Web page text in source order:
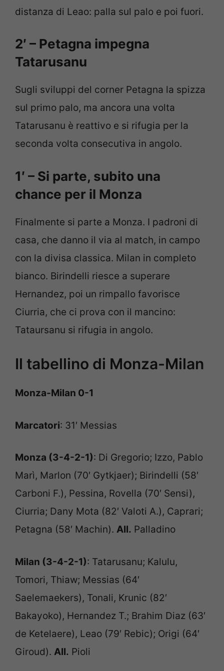
distanza di Leao: palla sul palo e poi fuori.
2′ – Petagna impegna
Tatarusanu
Sugli sviluppi del corner Petagna la spizza
sul primo palo, ma ancora una volta
Tatarusanu è reattivo e si rifugia per la
seconda volta consecutiva in angolo.
1′ – Si parte, subito una
chance per il Monza
Finalmente si parte a Monza. I padroni di
casa, che danno il via al match, in campo
con la divisa classica. Milan in completo
bianco. Birindelli riesce a superare
Hernandez, poi un rimpallo favorisce
Ciurria, che ci prova con il mancino:
Tataursanu si rifugia in angolo.
Il tabellino di Monza-Milan
Monza-Milan 0-1
Marcatori: 31′ Messias
Monza (3-4-2-1): Di Gregorio; Izzo, Pablo
Marì, Marlon (70′ Gytkjaer); Birindelli (58′
Carboni F.), Pessina, Rovella (70′ Sensi),
Ciurria; Dany Mota (82′ Valoti A.), Caprari;
Petagna (58′ Machin). All. Palladino
Milan (3-4-2-1): Tatarusanu; Kalulu,
Tomori, Thiaw; Messias (64′
Saelemaekers), Tonali, Krunic (82′
Bakayoko), Hernandez T.; Brahim Diaz (63′
de Ketelaere), Leao (79′ Rebic); Origi (64′
Giroud). All. Pioli